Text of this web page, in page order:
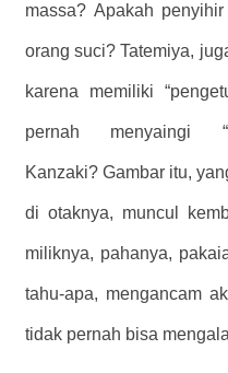
massa? Apakah
orang suci? Tatemiya,
karena memiliki
pernah menyaingi
Kanzaki? Gambar itu,
di otaknya, muncul
miliknya, pahanya,
tahu-apa, mengancam
tidak pernah bisa